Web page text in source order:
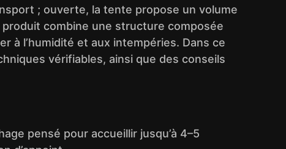
; ouverte, la tente propose un volume
combine une structure composée
à l’humidité et aux intempéries. Dans ce
vérifiables, ainsi que des conseils
pensé pour accueillir jusqu’à 4–5